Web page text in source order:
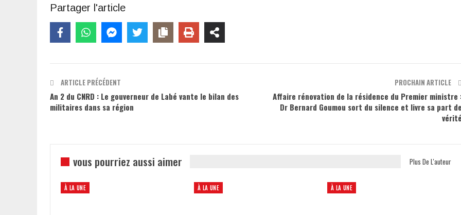
Partager l'article
ARTICLE PRÉCÉDENT
An 2 du CNRD : Le gouverneur de Labé vante le bilan des
militaires dans sa région
PROCHAIN ARTICLE
Affaire rénovation de la résidence du Premier ministre
Dr Bernard Goumou sort du silence et livre sa part de
vérité
vous pourriez aussi aimer Plus De L'auteur
À LA UNE À LA UNE À LA UNE